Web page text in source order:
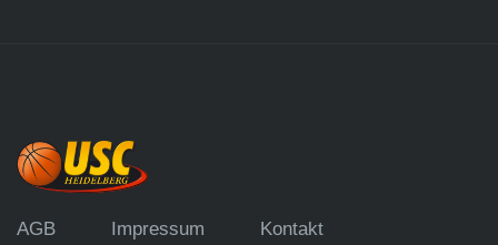
AGB Impressum
Kontakt